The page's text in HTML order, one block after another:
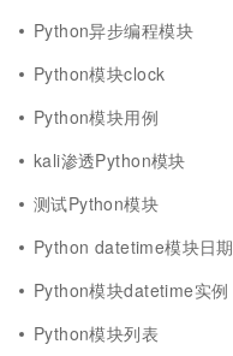
Python异步编程模块
Python模块clock
Python模块用例
kali渗透Python模块
测试Python模块
Python datetime模块日期
Python模块datetime实例
Python模块列表